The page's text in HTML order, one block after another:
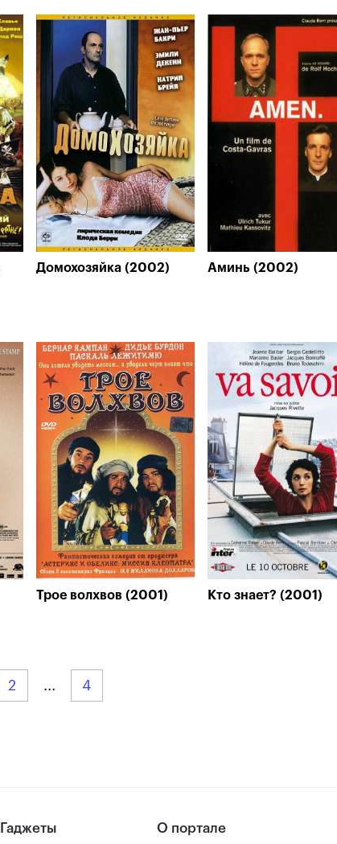
Домохозяйка (2002) Аминь (2002)
Трое волхвов (2001) Кто знает? (2001)
2 ... 4
Гаджеты О портале